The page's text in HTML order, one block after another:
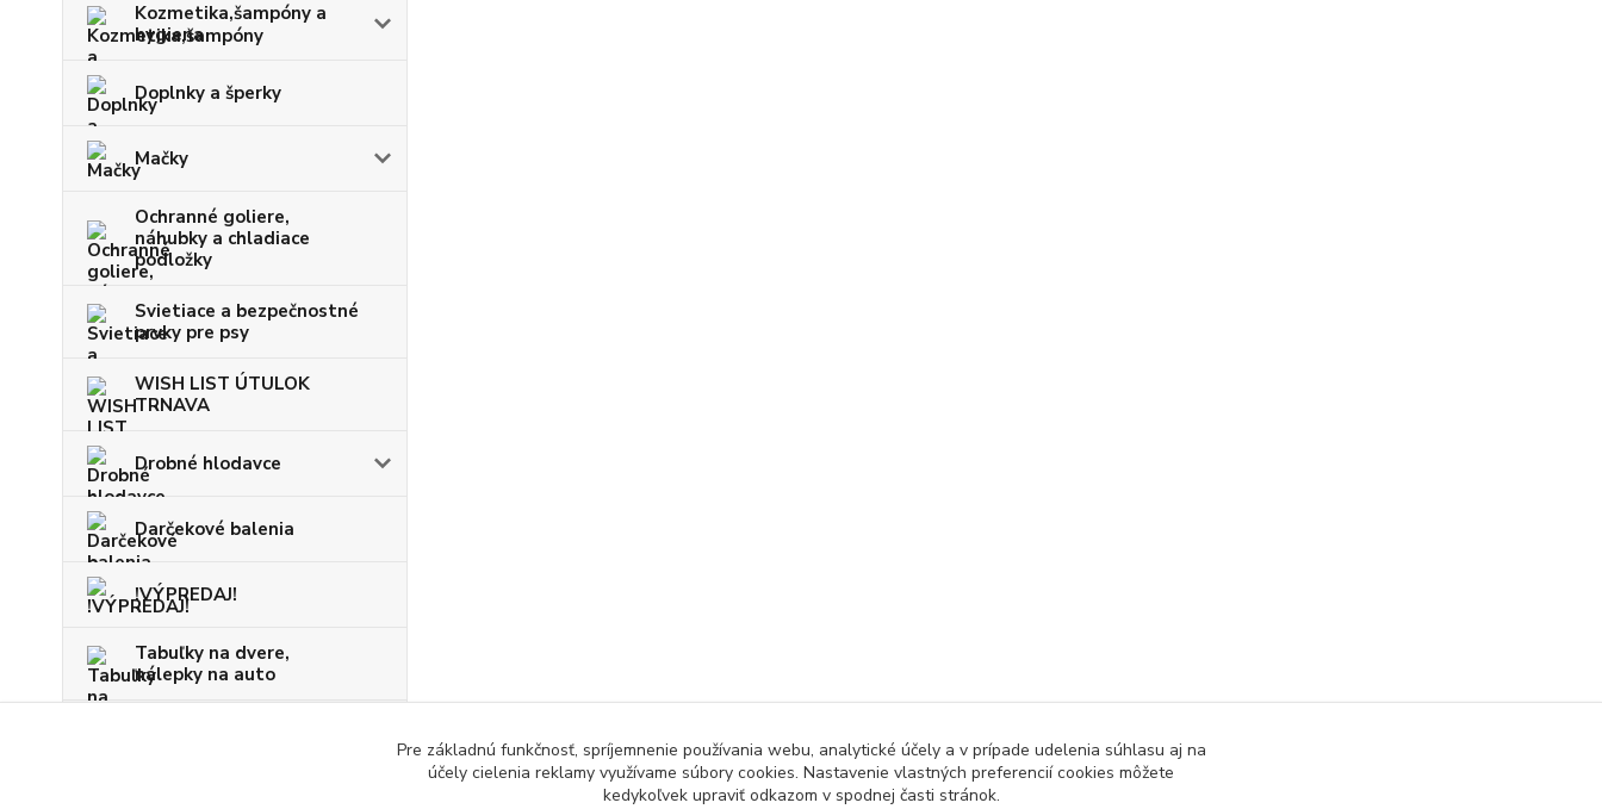
Kozmetika,šampóny a
hygiena
Doplnky a šperky
Mačky
Ochranné goliere,
náhubky a chladiace
podložky
Svietiace a bezpečnostné
prvky pre psy
WISH LIST ÚTULOK
TRNAVA
Drobné hlodavce
Darčekové balenia
!VÝPREDAJ!
Tabuľky na dvere,
nálepky na auto
Pre základnú funkčnosť, spríjemnenie používania webu, analytické účely a v prípade udelenia súhlasu aj na
účely cielenia reklamy využívame súbory cookies. Nastavenie vlastných preferencií cookies môžete
kedykoľvek upraviť odkazom v spodnej časti stránok.